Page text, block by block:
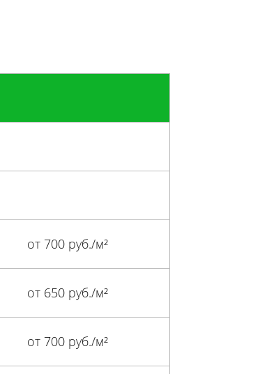
от 700 руб./м²
от 650 руб./м²
от 700 руб./м²